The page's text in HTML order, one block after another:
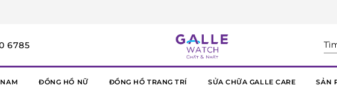
6785
ĐỒNG HỒ NỮ ĐỒNG HỒ TRANG TRÍ SỬA CHỮA GALLE CARE SẢN